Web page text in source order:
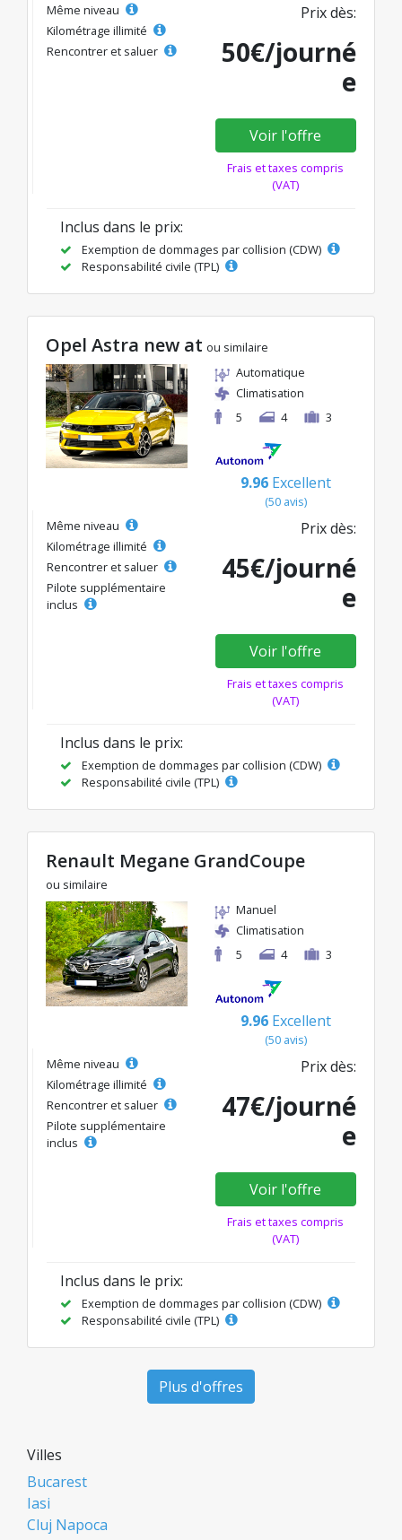
Même niveau
Kilométrage illimité
Rencontrer et saluer
Prix dès:
50€/journé
e
Voir l'offre
Frais et taxes compris
(VAT)
Inclus dans le prix:
Exemption de dommages par collision (CDW)
Responsabilité civile (TPL)
Opel Astra new at ou similaire
Automatique
Climatisation
5
4 3
9.96 Excellent
(50 avis)
Même niveau
Kilométrage illimité
Rencontrer et saluer
Pilote supplémentaire
inclus
Prix dès:
45€/journé
e
Voir l'offre
Frais et taxes compris
(VAT)
Inclus dans le prix:
Exemption de dommages par collision (CDW)
Responsabilité civile (TPL)
Renault Megane GrandCoupe
ou similaire
Manuel
Climatisation
5
4 3
9.96 Excellent
(50 avis)
Même niveau
Kilométrage illimité
Rencontrer et saluer
Pilote supplémentaire
inclus
Prix dès:
47€/journé
e
Voir l'offre
Frais et taxes compris
(VAT)
Inclus dans le prix:
Exemption de dommages par collision (CDW)
Responsabilité civile (TPL)
Plus d'offres
Villes
Bucarest
Iasi
Cluj Napoca